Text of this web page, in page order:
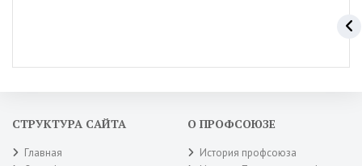
СТРУКТУРА САЙТА
Главная
О ПРОФСОЮЗЕ
История профсоюза